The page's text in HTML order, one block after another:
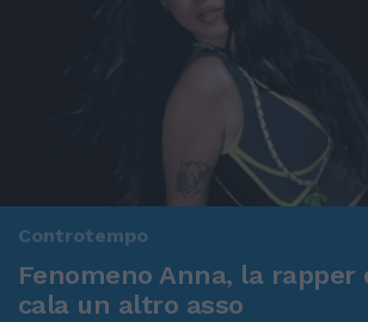
Controtempo
Fenomeno Anna, la rapper
cala un altro asso